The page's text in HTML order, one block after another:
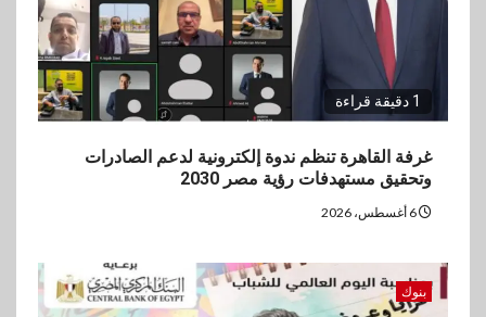
1 دقيقة قراءة
غرفة القاهرة تنظم ندوة إلكترونية لدعم الصادرات
وتحقيق مستهدفات رؤية مصر 2030
بنوك